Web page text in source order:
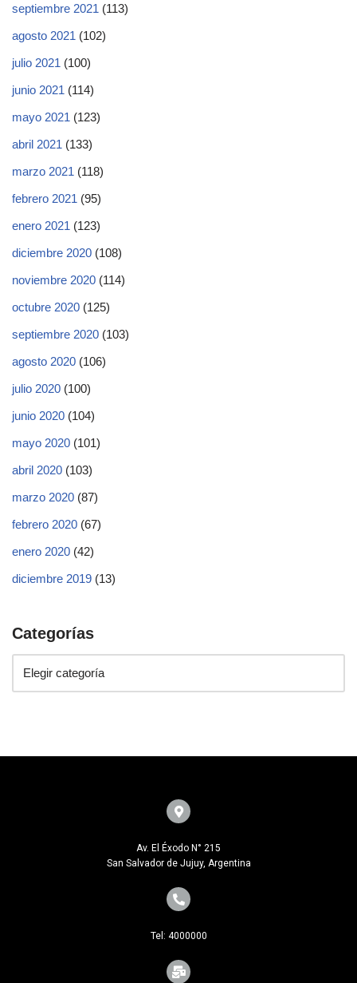
septiembre 2021 (113)
agosto 2021 (102)
julio 2021 (100)
junio 2021 (114)
mayo 2021 (123)
abril 2021 (133)
marzo 2021 (118)
febrero 2021 (95)
enero 2021 (123)
diciembre 2020 (108)
noviembre 2020 (114)
octubre 2020 (125)
septiembre 2020 (103)
agosto 2020 (106)
julio 2020 (100)
junio 2020 (104)
mayo 2020 (101)
abril 2020 (103)
marzo 2020 (87)
febrero 2020 (67)
enero 2020 (42)
diciembre 2019 (13)
Categorías
Av. El Éxodo N° 215
San Salvador de Jujuy, Argentina
Tel: 4000000